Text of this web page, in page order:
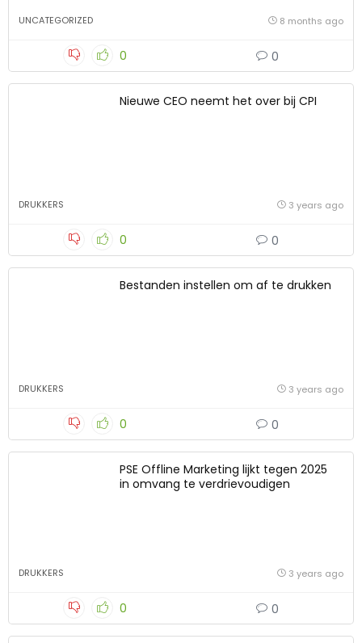
UNCATEGORIZED 8 months ago
0 0
Nieuwe CEO neemt het over bij CPI
DRUKKERS 3 years ago
0 0
Bestanden instellen om af te drukken
DRUKKERS 3 years ago
0 0
PSE Offline Marketing lijkt tegen 2025
in omvang te verdrievoudigen
DRUKKERS 3 years ago
0 0